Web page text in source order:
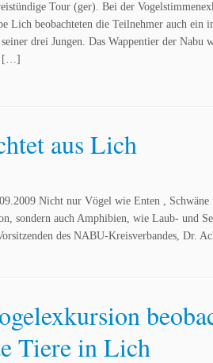
Tour (ger). Bei der
Lich beobachteten die Teilnehmer auch ein
drei Jungen. Das Wappentier der Nabu
[…]
aus Lich
Nicht nur Vögel wie Enten ,
sondern auch Amphibien, wie Laub- und
des NABU-Kreisverbandes, Dr.
Tiere in Lich